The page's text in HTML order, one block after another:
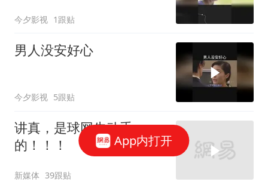
今夕影视 1跟贴
男人没安好心
今夕影视 5跟贴
讲真，是球网先动手
的！！！
新媒体 39跟贴
App内打开